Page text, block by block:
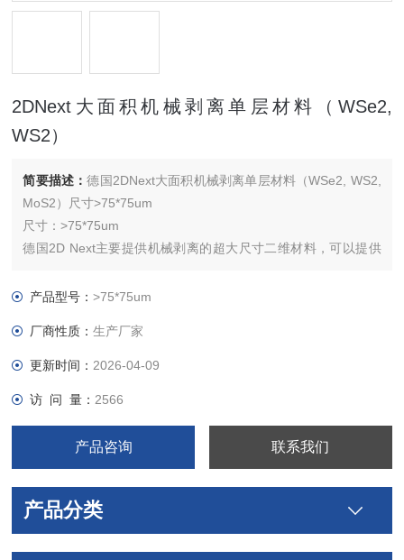
2DNext大面积机械剥离单层材料（WSe2,
WS2）
简要描述：德国2DNext大面积机械剥离单层材料（WSe2, WS2,
MoS2）尺寸>75*75um
尺寸：>75*75um
德国2D Next主要提供机械剥离的超大尺寸二维材料，可以提供
等，可用材料包括MoS2，WS2，WSe2等，提供三种尺寸的机
产品型号：>75*75um
厂商性质：生产厂家
更新时间： 2026-04-09
访 问 量： 2566
产品咨询 联系我们
产品分类